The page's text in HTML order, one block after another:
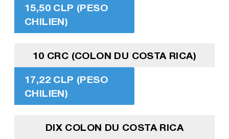
15,50 CLP (PESO
CHILIEN)
10 CRC (COLON DU COSTA RICA)
17,22 CLP (PESO
CHILIEN)
DIX COLON DU COSTA RICA